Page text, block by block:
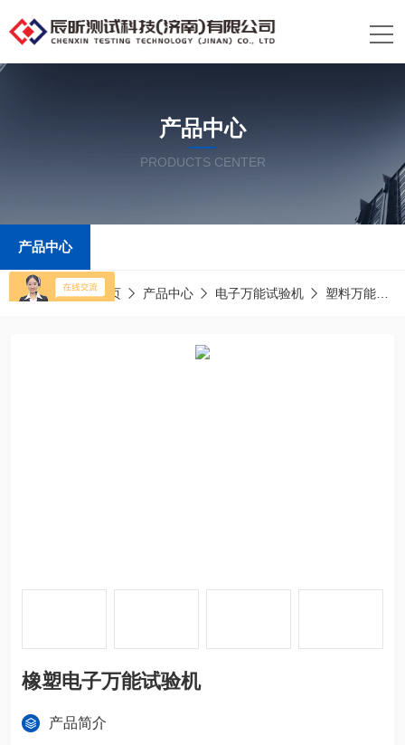
产品中心
PRODUCTS CENTER
产品中心
当前位置：首页 产品中心 电子万能试验机 塑料万能拉力试验机
橡塑电子万能试验机
产品简介